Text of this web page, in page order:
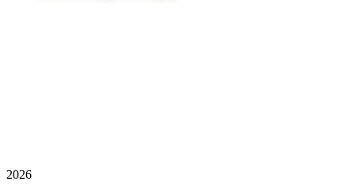
2026